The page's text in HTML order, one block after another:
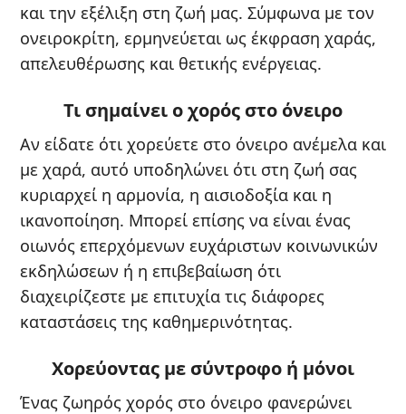
και την εξέλιξη στη ζωή μας. Σύμφωνα με τον
ονειροκρίτη, ερμηνεύεται ως έκφραση χαράς,
απελευθέρωσης και θετικής ενέργειας.
Τι σημαίνει ο χορός στο όνειρο
Αν είδατε ότι χορεύετε στο όνειρο ανέμελα και
με χαρά, αυτό υποδηλώνει ότι στη ζωή σας
κυριαρχεί η αρμονία, η αισιοδοξία και η
ικανοποίηση. Μπορεί επίσης να είναι ένας
οιωνός επερχόμενων ευχάριστων κοινωνικών
εκδηλώσεων ή η επιβεβαίωση ότι
διαχειρίζεστε με επιτυχία τις διάφορες
καταστάσεις της καθημερινότητας.
Χορεύοντας με σύντροφο ή μόνοι
Ένας ζωηρός χορός στο όνειρο φανερώνει